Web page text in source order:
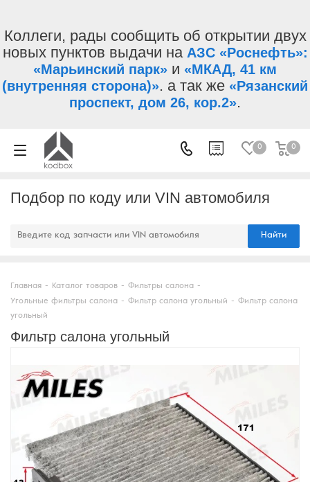
Коллеги, рады сообщить об открытии двух
новых пунктов выдачи на АЗС «Роснефть»:
«Марьинский парк» и «МКАД, 41 км
(внутренняя сторона)». а так же «Рязанский
проспект, дом 26, кор.2».
0 0
Подбор по коду или VIN автомобиля
Найти
Главная - Каталог товаров - Фильтры салона -
Угольные фильтры салона - Фильтр салона угольный - Фильтр салона
угольный
Фильтр салона угольный